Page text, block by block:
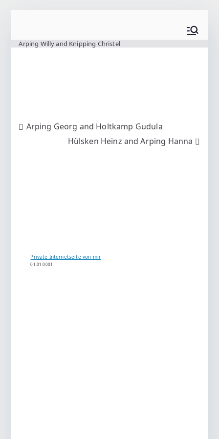
springen
Arping Willy and Knipping Christel
Beitragsnavigation
Arping Georg and Holtkamp Gudula
Hülsken Heinz and Arping Hanna
Private Internetseite von mir
01.01.0001